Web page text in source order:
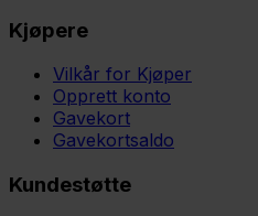
Kjøpere
Vilkår for Kjøper
Opprett konto
Gavekort
Gavekortsaldo
Kundestøtte